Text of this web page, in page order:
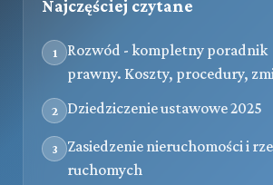
Najczęściej czytane
1
Rozwód - kompletny poradnik
prawny. Koszty, procedury,
2 Dziedziczenie ustawowe 2025
3
Zasiedzenie nieruchomości i
ruchomych